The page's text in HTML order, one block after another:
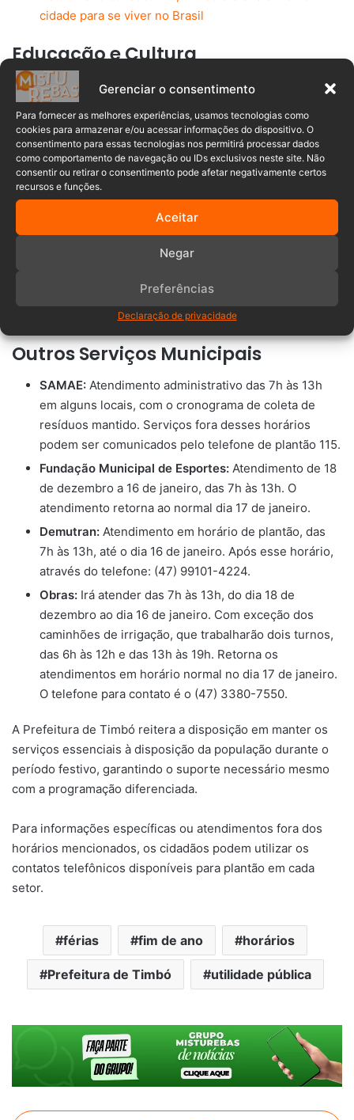
Gerenciar o consentimento
Para fornecer as melhores experiências, usamos tecnologias como
cookies para armazenar e/ou acessar informações do dispositivo. O
consentimento para essas tecnologias nos permitirá processar dados
como comportamento de navegação ou IDs exclusivos neste site. Não
consentir ou retirar o consentimento pode afetar negativamente certos
recursos e funções.
Aceitar
Negar
Preferências
Declaração de privacidade
cidade para se viver no Brasil
Educação e Cultura
Secretaria Municipal de Educação:Em plantão das
7h às 13h até 19 de dezembro e retorna nesse
mesmo horário em 08 de janeiro. Atendimento normal
volta em 17 de janeiro.
Fundação de Cultura e Turismo:Atendimento
administrativo das 7h às 13h.
Funcionarão em horários específicos, exceto
nos dias 23, 24, 25, 30 e 31 de dezembro e 01 de
16 de janeiro, com retorno ao atendimento normal em
Outros Serviços Municipais
SAMAE: Atendimento administrativo das 7h às 13h
em alguns locais, com o cronograma de coleta de
resíduos mantido. Serviços fora desses horários
podem ser comunicados pelo telefone de plantão 115.
Fundação Municipal de Esportes: Atendimento de 18
de dezembro a 16 de janeiro, das 7h às 13h. O
atendimento retorna ao normal dia 17 de janeiro.
Demutran: Atendimento em horário de plantão, das
7h às 13h, até o dia 16 de janeiro. Após esse horário,
através do telefone: (47) 99101-4224.
Obras: Irá atender das 7h às 13h, do dia 18 de
dezembro ao dia 16 de janeiro. Com exceção dos
caminhões de irrigação, que trabalharão dois turnos,
das 6h às 12h e das 13h às 19h. Retorna os
atendimentos em horário normal no dia 17 de janeiro.
O telefone para contato é o (47) 3380-7550.
A Prefeitura de Timbó reitera a disposição em manter os
serviços essenciais à disposição da população durante o
período festivo, garantindo o suporte necessário mesmo
com a programação diferenciada.
Para informações específicas ou atendimentos fora dos
horários mencionados, os cidadãos podem utilizar os
contatos telefônicos disponíveis para plantão em cada
setor.
férias fim de ano horários
Prefeitura de Timbó utilidade pública